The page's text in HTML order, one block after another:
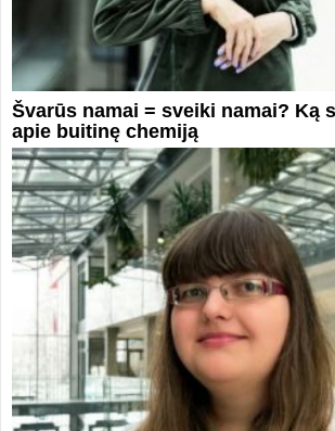
Švarūs namai = sveiki namai? Ką
apie buitinę chemiją